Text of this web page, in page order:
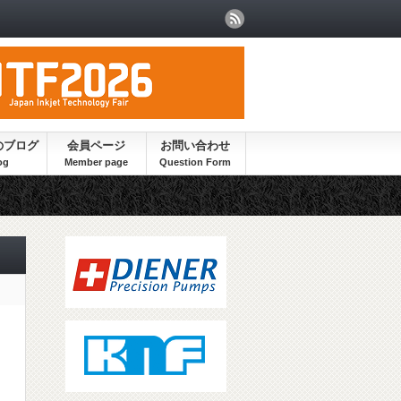
ブログ 会員ページ お問い合わせ